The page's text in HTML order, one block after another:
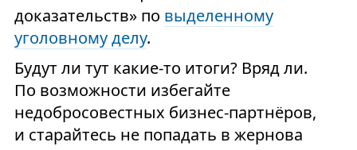
доказательств» по выделенному
уголовному делу.
Будут ли тут какие-то итоги? Вряд ли.
По возможности избегайте
недобросовестных бизнес-партнёров,
и старайтесь не попадать в жернова